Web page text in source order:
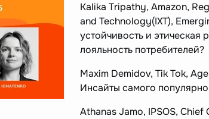
Kalika Tripathy, Amazon,
and Technology(IXT),
устойчивость и этическая
лояльность потребителей?
Maxim Demidov, Tik Tok,
Инсайты самого
Athanas Jamo, IPSOS,